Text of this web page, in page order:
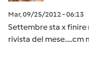
Mar, 09/25/2012 - 06:13
Settembre sta x finire
rivista del mese.....cm